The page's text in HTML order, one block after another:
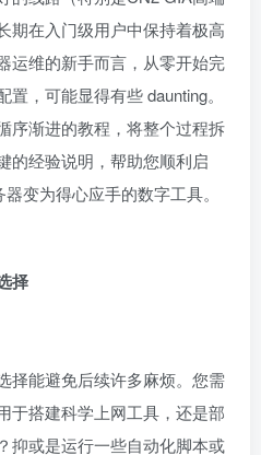
期在入门级用户中保持着极高
运维的新手而言，从零开始完
，可能显得有些 daunting。
序渐进的教程，将整个过程拆
的经验说明，帮助您顺利启
变为得心应手的数字工具。
择
择能避免后续许多麻烦。您需
于搭建科学上网工具，还是部
抑或是运行一些自动化脚本或